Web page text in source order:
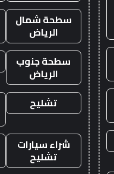
سطحة شمال
الرياض
سطحة جنوب
الرياض
تشليح
شراء سيارات
تشليح